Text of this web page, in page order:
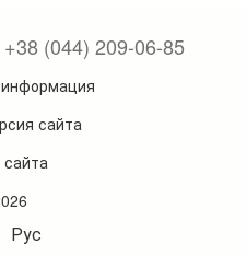
+38 (044) 209-06-85
сайта
сайта
Рус